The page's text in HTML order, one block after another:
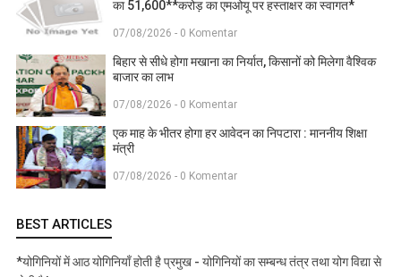
का 51,600**करोड़ का एमओयू पर हस्ताक्षर का स्वागत*
07/08/2026 - 0 Komentar
बिहार से सीधे होगा मखाना का निर्यात, किसानों को मिलेगा वैश्विक
बाजार का लाभ
07/08/2026 - 0 Komentar
एक माह के भीतर होगा हर आवेदन का निपटारा : माननीय शिक्षा
मंत्री
07/08/2026 - 0 Komentar
BEST ARTICLES
*योगिनियों में आठ योगिनियाँ होती है प्रमुख - योगिनियों का सम्बन्ध तंत्र तथा योग विद्या से